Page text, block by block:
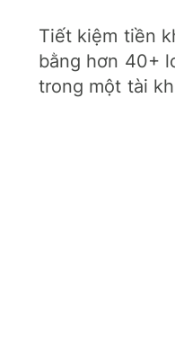
Tiết kiệm tiền
bằng hơn 40+
trong một tài